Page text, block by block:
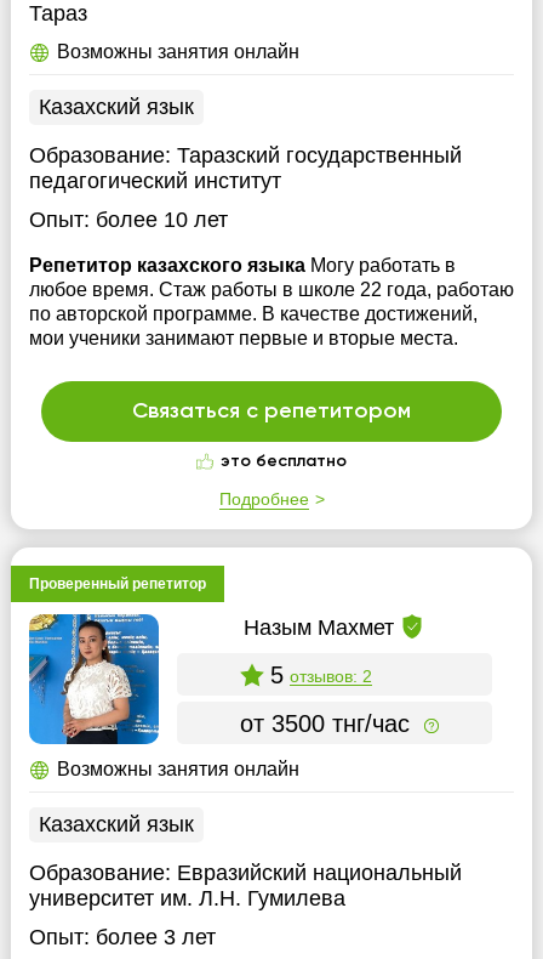
Тараз
Возможны занятия онлайн
Казахский язык
Образование: Таразский государственный
педагогический институт
Опыт: более 10 лет
Репетитор казахского языка Могу работать в
любое время. Стаж работы в школе 22 года, работаю
по авторской программе. В качестве достижений,
мои ученики занимают первые и вторые места.
Связаться с репетитором
это бесплатно
Подробнее
Проверенный репетитор
Назым Махмет
5 отзывов: 2
от 3500 тнг/час
Возможны занятия онлайн
Казахский язык
Образование: Евразийский национальный
университет им. Л.Н. Гумилева
Опыт: более 3 лет